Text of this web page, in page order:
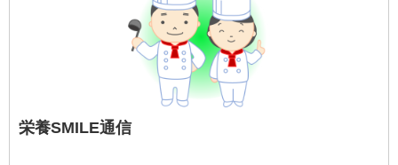
栄養SMILE通信